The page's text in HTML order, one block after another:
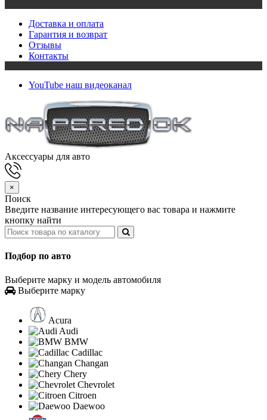
Доставка и оплата
Гарантия и возврат
Отзывы
Контакты
YouTube наш видеоканал
Аксессуары для авто
×
Поиск
Введите название интересующего вас товара и нажмите
кнопку найти
Подбор по авто
Выберите марку и модель автомобиля
Выберите марку
Acura
Audi
BMW
Cadillac
Changan
Chery
Chevrolet
Citroen
Daewoo